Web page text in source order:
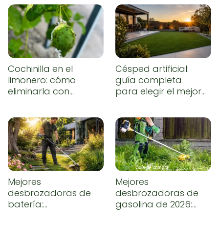
Cochinilla en el
limonero: cómo
eliminarla con
Césped artificial:
guía completa
para elegir el mejor,
conseguir un
resultado natural
Mejores
desbrozadoras de
batería:
Mejores
desbrozadoras de
gasolina de 2026: